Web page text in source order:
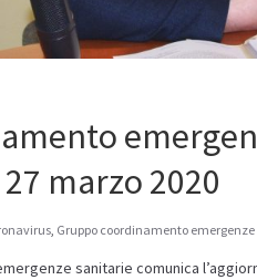
marzo 2020
, Gruppo coordinamento
sanitarie comunica